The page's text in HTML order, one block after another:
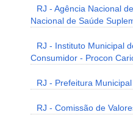
RJ - Agência Nacional
Nacional de Saúde
RJ - Instituto Municipal
Consumidor - Procon
RJ - Prefeitura
RJ - Comissão de